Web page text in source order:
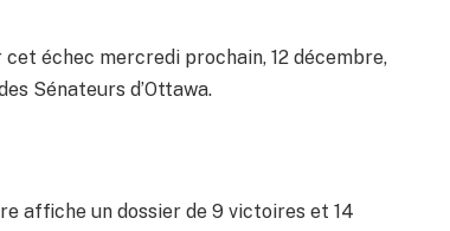
échec mercredi prochain, 12 décembre,
Sénateurs d’Ottawa.
affiche un dossier de 9 victoires et 14